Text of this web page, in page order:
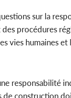
sur la
procédures
vies humaines
responsabilité